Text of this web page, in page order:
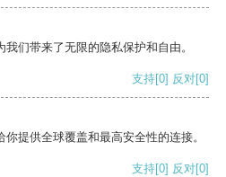
们带来了无限的隐私保护和自由。
支持[0] 反对[0]
提供全球覆盖和最高安全性的连接。
支持[0] 反对[0]